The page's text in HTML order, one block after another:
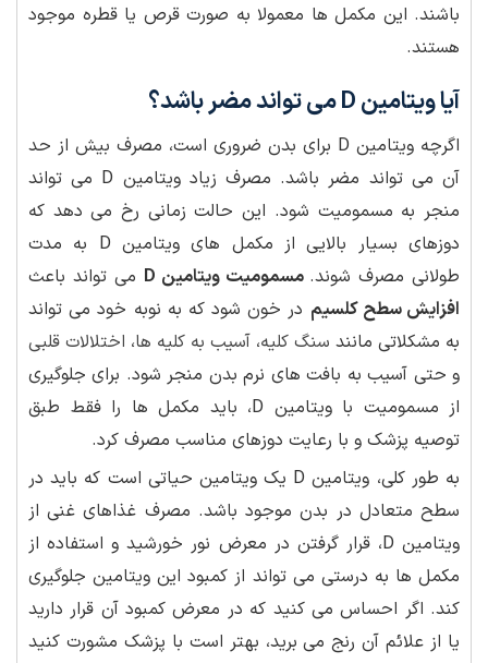
باشند. این مکمل ها معمولا به صورت قرص یا قطره موجود
هستند.
آیا ویتامین D می تواند مضر باشد؟
اگرچه ویتامین D برای بدن ضروری است، مصرف بیش از حد
آن می تواند مضر باشد. مصرف زیاد ویتامین D می تواند
منجر به مسمومیت شود. این حالت زمانی رخ می دهد که
دوزهای بسیار بالایی از مکمل های ویتامین D به مدت
طولانی مصرف شوند. مسمومیت ویتامین D
می تواند باعث
افزایش سطح کلسیم در خون شود که به نوبه خود می تواند
به مشکلاتی مانند سنگ کلیه، آسیب به کلیه ها، اختلالات قلبی
و حتی آسیب به بافت های نرم بدن منجر شود. برای جلوگیری
از مسمومیت با ویتامین D، باید مکمل ها را فقط طبق
توصیه پزشک و با رعایت دوزهای مناسب مصرف کرد.
به طور کلی، ویتامین D یک ویتامین حیاتی است که باید در
سطح متعادل در بدن موجود باشد. مصرف غذاهای غنی از
ویتامین D، قرار گرفتن در معرض نور خورشید و استفاده از
مکمل ها به درستی می تواند از کمبود این ویتامین جلوگیری
کند. اگر احساس می کنید که در معرض کمبود آن قرار دارید
یا از علائم آن رنج می برید، بهتر است با پزشک مشورت کنید